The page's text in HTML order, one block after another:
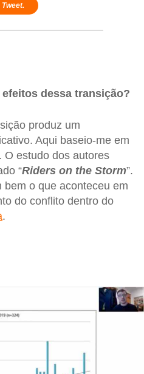
Tweet.
dessa transição?
produz um
Aqui baseio-me em
. O estudo dos autores
“Riders on the Storm”.
o que aconteceu em
do conflito dentro do
.